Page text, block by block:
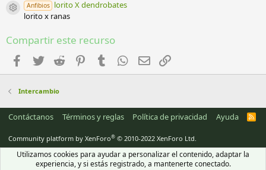
Icono del recurso
Anfibios lorito X dendrobates
lorito x ranas
Compartir este recurso
Facebook
Twitter Reddit PinterestTumblr WhatsApp
Email
Intercambio
Contáctanos Términos y reglas Política de privacidad Ayuda
R
Community platform by XenForo® © 2010-2022 XenForo Ltd.
Utilizamos cookies para ayudar a personalizar el contenido, adaptar la
experiencia, y si estás registrado, a mantenerte conectado.